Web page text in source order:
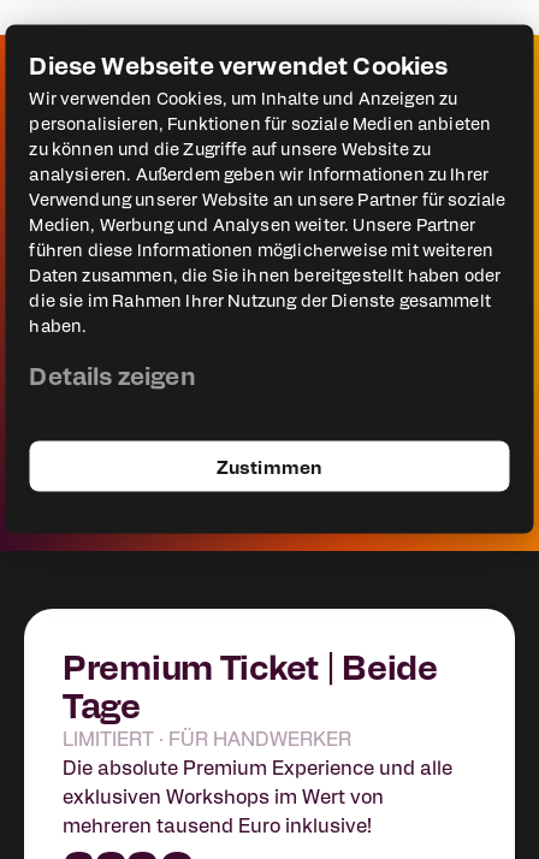
Diese Webseite verwendet Cookies
Wir verwenden Cookies, um Inhalte und Anzeigen zu
personalisieren, Funktionen für soziale Medien anbieten
zu können und die Zugriffe auf unsere Website zu
analysieren. Außerdem geben wir Informationen zu Ihrer
Verwendung unserer Website an unsere Partner für soziale
Medien, Werbung und Analysen weiter. Unsere Partner
führen diese Informationen möglicherweise mit weiteren
Daten zusammen, die Sie ihnen bereitgestellt haben oder
die sie im Rahmen Ihrer Nutzung der Dienste gesammelt
haben.
Details zeigen
Zustimmen
Lieber im Zeitplan
stöbern?
Wenn du wissen willst, wann und wo
eine Session stattfindet, hilft dir der
Zeitplan im Programm: Dort siehst du
alle Programmpunkte nach Tag und
Bühne im Überblick.
Zum Programm-Zeitplan
Premium Ticket | Beide
Tage
LIMITIERT · FÜR HANDWERKER
Die absolute Premium Experience und alle
exklusiven Workshops im Wert von
mehreren tausend Euro inklusive!